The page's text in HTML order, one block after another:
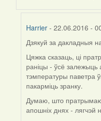
Harrier- 22.06.2016 -
In
reply
to
by
Дарья
Дзякуй за дакладныя
Цяжка сказаць, ці
раніцы - ўсё залежыць
тэмпературы паветра
пакарміць зранку.
Думаю, што
апошніх днях - лягчэй